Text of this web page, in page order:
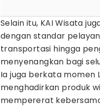
Selain itu, KAI Wisata
dengan standar
transportasi hingga
menyenangkan bagi
Ia juga berkata momen
menghadirkan produk
mempererat